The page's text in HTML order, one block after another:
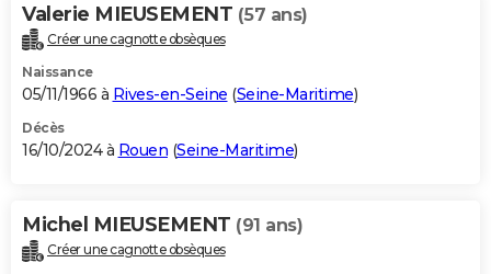
Valerie MIEUSEMENT (57 ans)
Créer une cagnotte obsèques
Naissance
05/11/1966 à Rives-en-Seine (Seine-Maritime)
Décès
16/10/2024 à Rouen (Seine-Maritime)
Michel MIEUSEMENT (91 ans)
Créer une cagnotte obsèques